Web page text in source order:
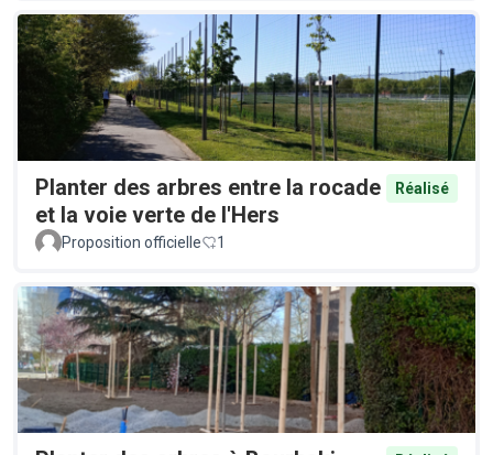
Planter des arbres entre la rocade
et la voie verte de l'Hers
Réalisé
Proposition officielle 1